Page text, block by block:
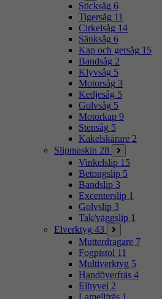
Sticksåg 6
Tigersåg 11
Cirkelsåg 14
Sänksåg 6
Kap och gersåg 15
Bandsåg 2
Klyvsåg 5
Motorsåg 3
Kedjesåg 5
Golvsåg 5
Motorkap 9
Stensåg 5
Kakelskärare 2
Slipmaskin 28
Vinkelslip 15
Betongslip 5
Bandslip 3
Excenterslip 1
Golvslip 3
Tak/väggslip 1
Elverktyg 43
Mutterdragare 7
Fogpistol 11
Multiverktyg 5
Handöverfräs 4
Elhyvel 2
Lamellfräs 1